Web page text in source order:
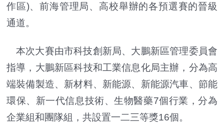
作區)、前海管理局、高校舉辦的各預選賽的晉級
通道。
本次大賽由市科技創新局、大鵬新區管理委員會
指導，大鵬新區科技和工業信息化局主辦，分為高
端裝備製造、新材料、新能源、新能源汽車、節能
環保、新一代信息技術、生物醫藥7個行業，分為
企業組和團隊組，共設置一二三等獎16個。